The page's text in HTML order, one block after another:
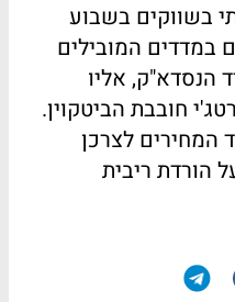
בשווקים בשבוע
במדדים המובילים
הנסדא"ק, אליו
חובבת הביטקוין.
המחירים לצרכן
הורדת ריבית